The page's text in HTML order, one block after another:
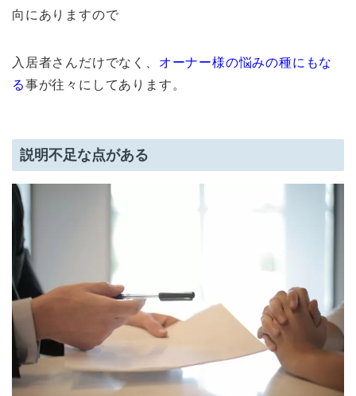
向にありますので
入居者さんだけでなく、 オーナー様の悩みの種にもな
る事が往々にしてあります。
説明不足な点がある